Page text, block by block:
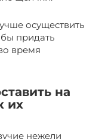
осуществить
придать
время
на
их
нежели